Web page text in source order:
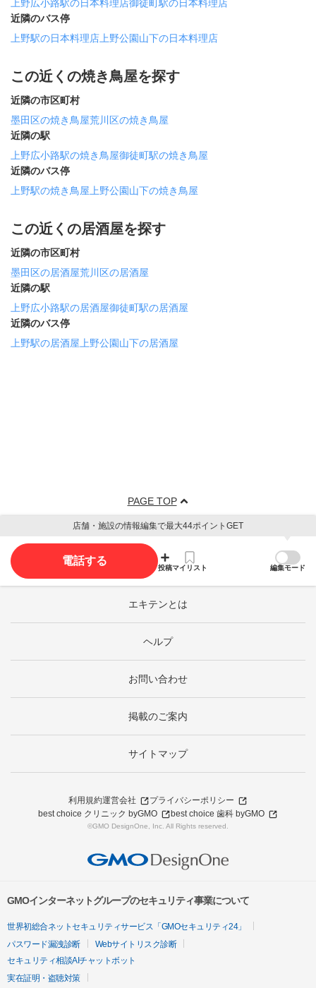
上野広小路駅の日本料理店御徒町駅の日本料理店
近隣のバス停
上野駅の日本料理店上野公園山下の日本料理店
この近くの焼き鳥屋を探す
近隣の市区町村
墨田区の焼き鳥屋荒川区の焼き鳥屋
近隣の駅
上野広小路駅の焼き鳥屋御徒町駅の焼き鳥屋
近隣のバス停
上野駅の焼き鳥屋上野公園山下の焼き鳥屋
この近くの居酒屋を探す
近隣の市区町村
墨田区の居酒屋荒川区の居酒屋
近隣の駅
上野広小路駅の居酒屋御徒町駅の居酒屋
近隣のバス停
上野駅の居酒屋上野公園山下の居酒屋
PAGE TOP
店舗・施設の情報編集で最大44ポイントGET
電話する
投稿マイリスト 編集モード
エキテンとは
ヘルプ
お問い合わせ
掲載のご案内
サイトマップ
利用規約運営会社
プライバシーポリシー
best choice クリニック byGMO
best choice 歯科 byGMO
©GMO DesignOne, Inc. All Rights reserved.
GMOインターネットグループのセキュリティ事業について
世界初総合ネットセキュリティサービス「GMOセキュリティ24」
パスワード漏洩診断
Webサイトリスク診断
セキュリティ相談AIチャットボット
実在証明・盗聴対策